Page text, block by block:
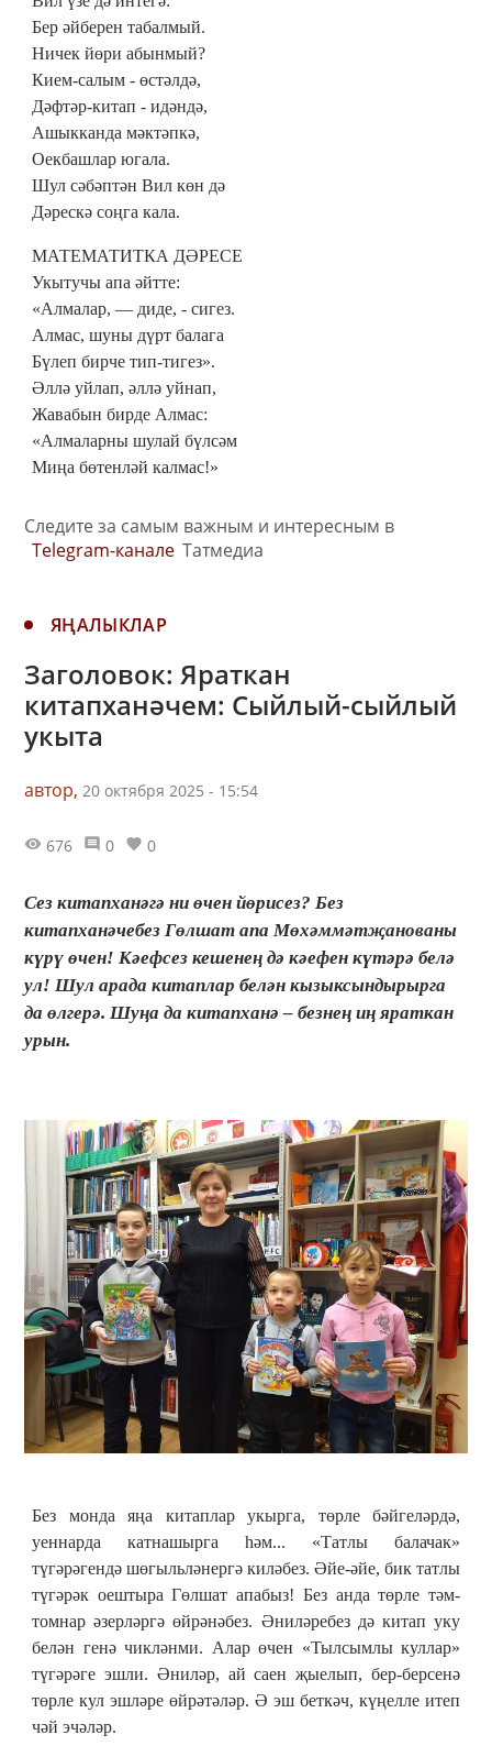
Бер әйберен табалмый.
Ничек йөри абынмый?
Кием-салым - өстәлдә,
Дәфтәр-китап - идәндә,
Ашыкканда мәктәпкә,
Оекбашлар югала.
Шул сәбәптән Вил көн дә
Дәрескә соңга кала.
МАТЕМАТИТКА ДӘРЕСЕ
Укытучы апа әйтте:
«Алмалар, — диде, - сигез.
Алмас, шуны дүрт балага
Бүлеп бирче тип-тигез».
Әллә уйлап, әллә уйнап,
Жавабын бирде Алмас:
«Алмаларны шулай бүлсәм
Миңа бөтенләй калмас!»
Следите за самым важным и интересным в
Telegram-канале Татмедиа
ЯҢАЛЫКЛАР
Заголовок: Яраткан
китапханәчем: Сыйлый-сыйлый
укыта
автор, 20 октября 2025 - 15:54
676 0 0
Сез китапханәгә ни өчен йөрисез? Без
китапханәчебез Гөлшат апа Мөхәммәтҗанованы
күрү өчен! Кәефсез кешенең дә кәефен күтәрә белә
ул! Шул арада китаплар белән кызыксындырырга
да өлгерә. Шуңа да китапханә – безнең иң яраткан
урын.
Без монда яңа китаплар укырга, төрле бәйгеләрдә,
уеннарда катнашырга һәм... «Татлы балачак»
түгәрәгендә шөгыльләнергә киләбез. Әйе-әйе, бик татлы
түгәрәк оештыра Гөлшат апабыз! Без анда төрле тәм-
томнар әзерләргә өйрәнәбез. Әниләребез дә китап уку
белән генә чикләнми. Алар өчен «Тылсымлы куллар»
түгәрәге эшли. Әниләр, ай саен җыелып, бер-берсенә
төрле кул эшләре өйрәтәләр. Ә эш беткәч, күңелле итеп
чәй эчәләр.